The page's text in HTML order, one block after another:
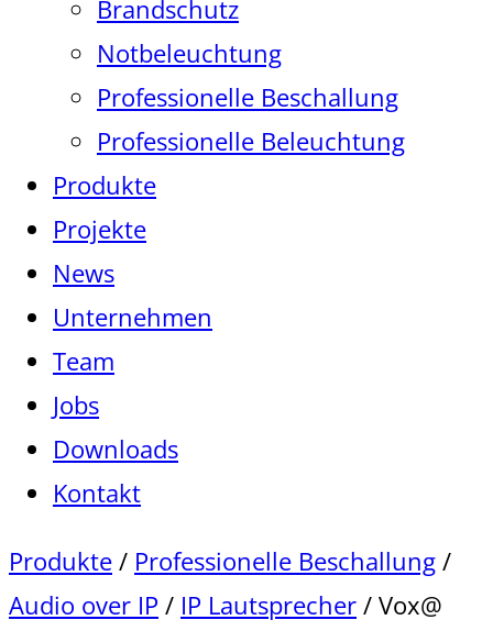
Brandschutz
Notbeleuchtung
Professionelle Beschallung
Professionelle Beleuchtung
Produkte
Projekte
News
Unternehmen
Team
Jobs
Downloads
Kontakt
Produkte/ Professionelle Beschallung/
Audio over IP / IP Lautsprecher/ Vox@